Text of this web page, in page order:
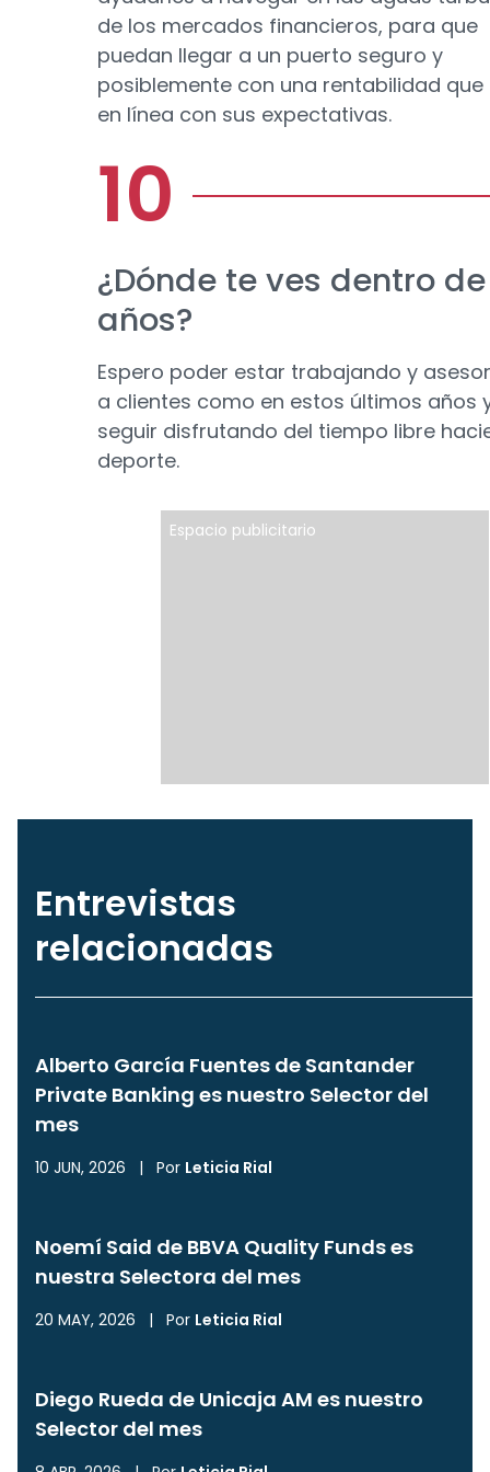
de los mercados financieros, para que
puedan llegar a un puerto seguro y
posiblemente con una rentabilidad que
en línea con sus expectativas.
¿Dónde te ves dentro de
años?
Espero poder estar trabajando y
a clientes como en estos últimos años
seguir disfrutando del tiempo libre
deporte.
Espacio publicitario
Entrevistas
relacionadas
Alberto García Fuentes de Santander
Private Banking es nuestro Selector del
mes
10 JUN, 2026 | Por Leticia Rial
Noemí Said de BBVA Quality Funds es
nuestra Selectora del mes
20 MAY, 2026 | Por Leticia Rial
Diego Rueda de Unicaja AM es nuestro
Selector del mes